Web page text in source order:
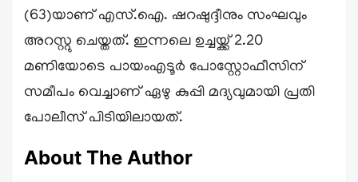
(63)യാണ് എസ്.ഐ. ഷറഷുദ്ദീനും സംഘവും
അറസ്റ്റു ചെയ്തത്. ഇന്നലെ ഉച്ചയ്ക്ക് 2.20
മണിയോടെ പായംഎടൂർ പോസ്റ്റോഫീസിന്
സമീപം വെച്ചാണ് ഏഴു കുപ്പി മദ്യവുമായി പ്രതി
പോലീസ് പിടിയിലായത്.
About The Author